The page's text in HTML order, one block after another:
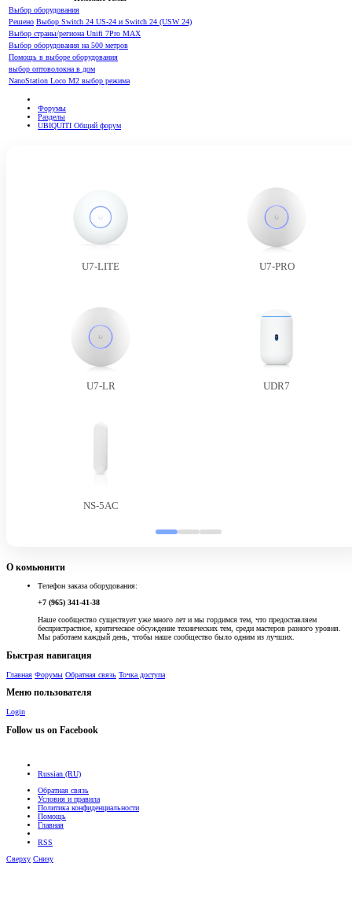
Выбор оборудования
Решено Выбор Switch 24 US-24 и Switch 24 (USW 24)
Выбор страны/региона Unifi 7Pro MAX
Выбор оборудования на 500 метров
Помощь в выборе оборудования
выбор оптоволокна в дом
NanoStation Loco M2 выбор режима
Форумы
Разделы
UBIQUITI Общий форум
U7-LITE U7-PRO
U7-LR UDR7
NS-5AC
О комьюнити
Телефон заказа оборудования:
+7 (965) 341-41-38
Наше сообщество существует уже много лет и мы гордимся тем, что предоставляем
беспристрастное, критическое обсуждение технических тем, среди мастеров разного уровня.
Мы работаем каждый день, чтобы наше сообщество было одним из лучших.
Быстрая навигация
Главная Форумы Обратная связь Точка доступа
Меню пользователя
Login
Follow us on Facebook
Russian (RU)
Обратная связь
Условия и правила
Политика конфиденциальности
Помощь
Главная
RSS
Сверху Снизу